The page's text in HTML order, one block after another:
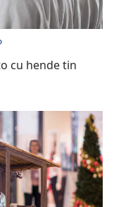
cu hende tin